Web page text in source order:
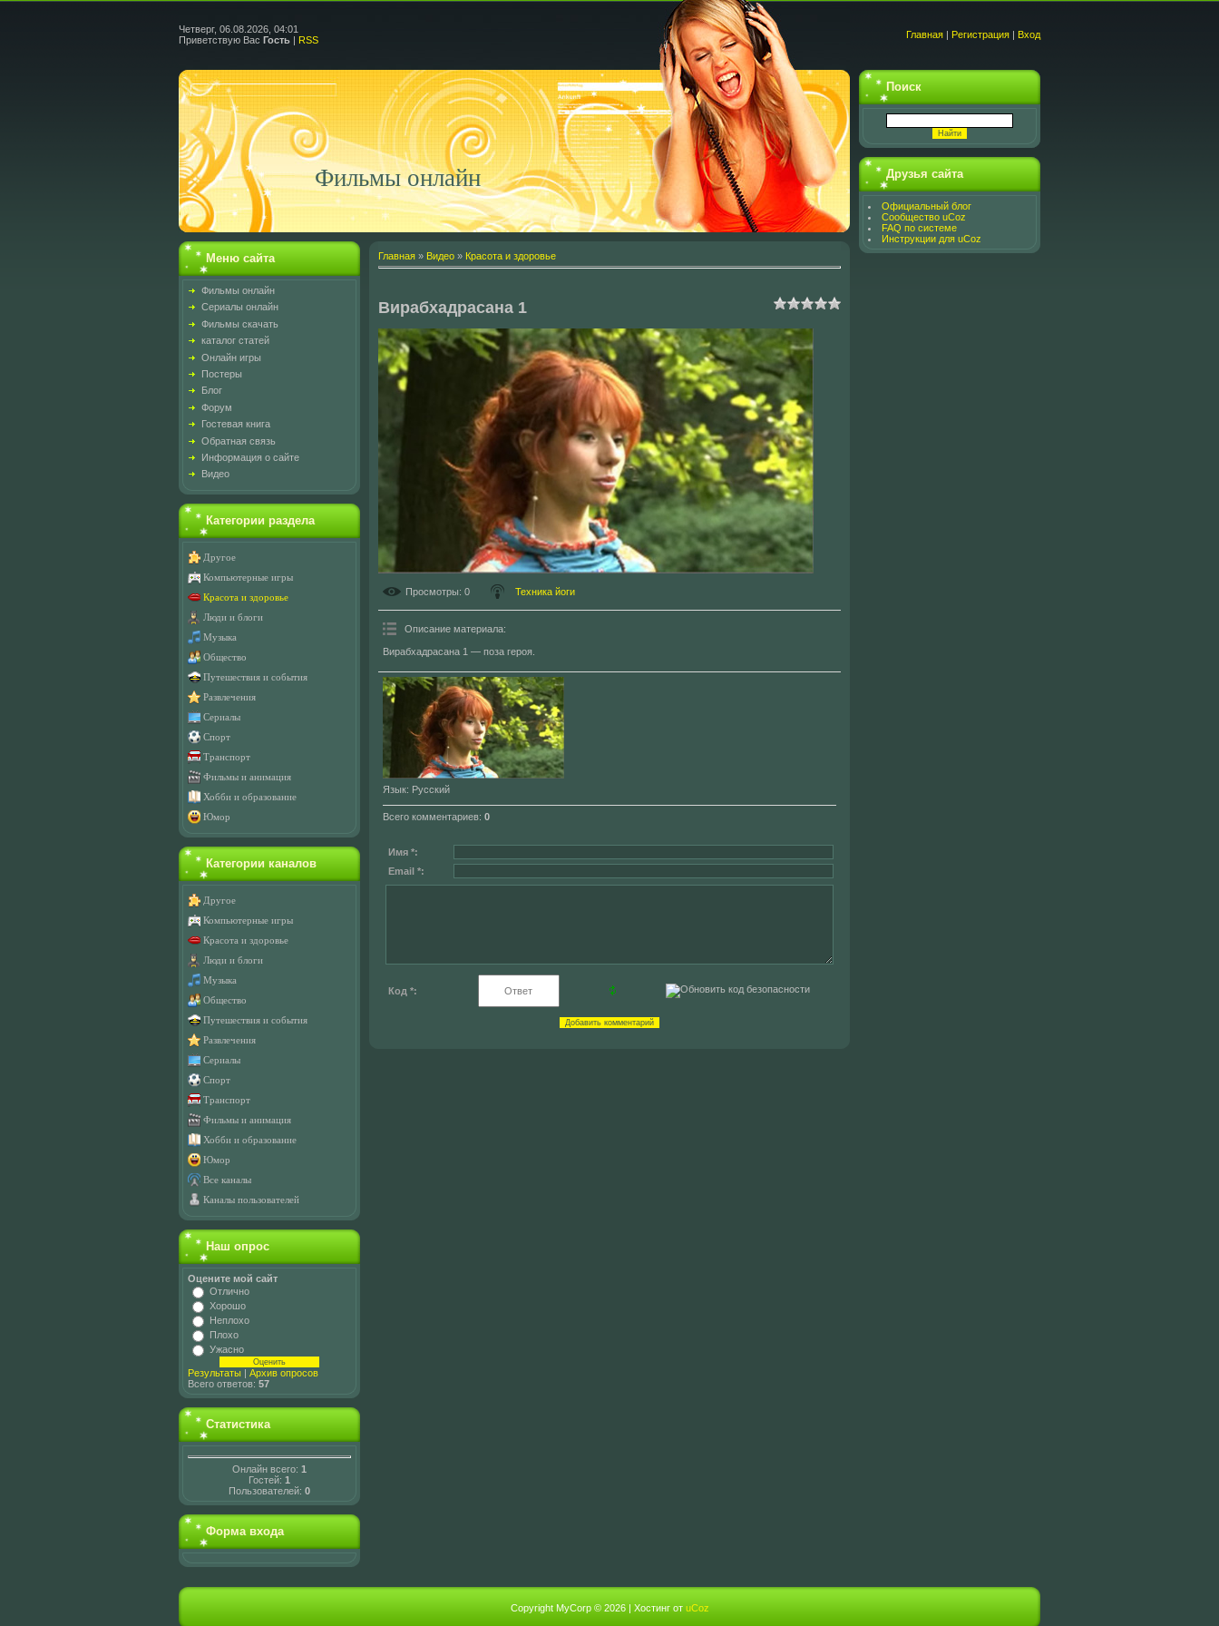
Четверг, 06.08.2026, 04:01
Приветствую Вас Гость | RSS Главная | Регистрация | Вход
Фильмы онлайн
Меню сайта
Фильмы онлайн
Сериалы онлайн
Фильмы скачать
каталог статей
Онлайн игры
Постеры
Блог
Форум
Гостевая книга
Обратная связь
Информация о сайте
Видео
Категории раздела
Другое
Компьютерные игры
Красота и здоровье
Люди и блоги
Музыка
Общество
Путешествия и события
Развлечения
Сериалы
Спорт
Транспорт
Фильмы и анимация
Хобби и образование
Юмор
Категории каналов
Другое
Компьютерные игры
Красота и здоровье
Люди и блоги
Музыка
Общество
Путешествия и события
Развлечения
Сериалы
Спорт
Транспорт
Фильмы и анимация
Хобби и образование
Юмор
Все каналы
Каналы пользователей
Наш опрос
Оцените мой сайт
Отлично
Хорошо
Неплохо
Плохо
Ужасно
Результаты | Архив опросов
Всего ответов: 57
Статистика
Онлайн всего: 1
Гостей: 1
Пользователей: 0
Форма входа
Главная » Видео » Красота и здоровье
Вирабхадрасана 1
Просмотры: 0 Техника йоги
Описание материала:
Вирабхадрасана 1 — поза героя.
Язык: Русский
Всего комментариев: 0
Имя *:
Email *:
Код *:
Поиск
Друзья сайта
Официальный блог
Сообщество uCoz
FAQ по системе
Инструкции для uCoz
Copyright MyCorp © 2026| Хостинг от uCoz